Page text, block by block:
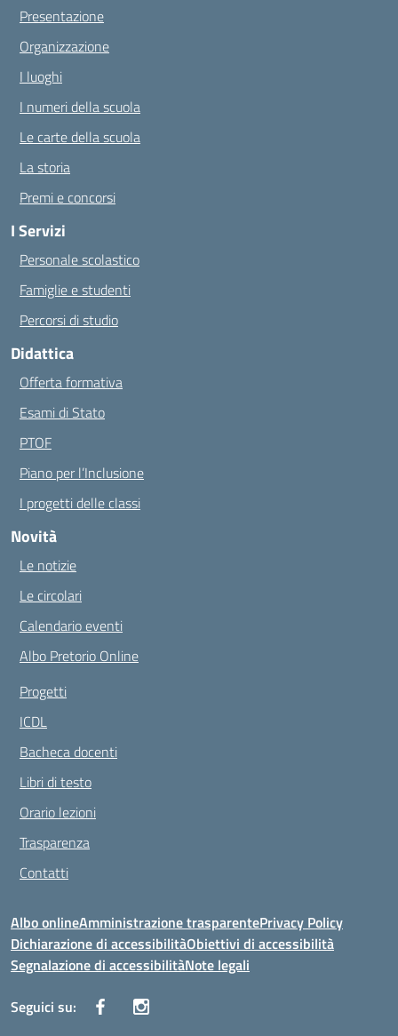
Presentazione
Organizzazione
I luoghi
I numeri della scuola
Le carte della scuola
La storia
Premi e concorsi
I Servizi
Personale scolastico
Famiglie e studenti
Percorsi di studio
Didattica
Offerta formativa
Esami di Stato
PTOF
Piano per l’Inclusione
I progetti delle classi
Novità
Le notizie
Le circolari
Calendario eventi
Albo Pretorio Online
Progetti
ICDL
Bacheca docenti
Libri di testo
Orario lezioni
Trasparenza
Contatti
Albo onlineAmministrazione trasparentePrivacy Policy
Dichiarazione di accessibilitàObiettivi di accessibilità
Segnalazione di accessibilitàNote legali
Seguici su: